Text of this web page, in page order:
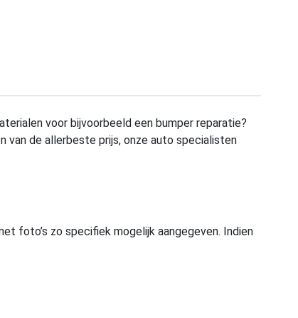
voor bijvoorbeeld een bumper reparatie?
van de allerbeste prijs, onze auto specialisten
foto’s zo specifiek mogelijk aangegeven. Indien